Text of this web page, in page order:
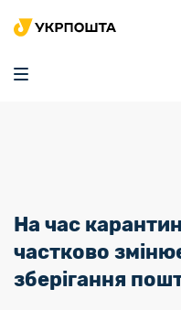
Головна
Маркет
Відділення
Філателія
На час
частково
зберігання